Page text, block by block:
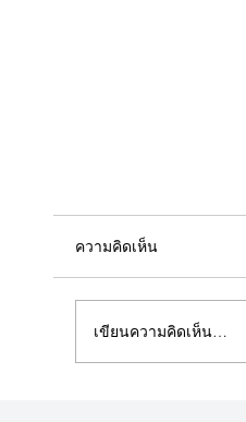
ความคิดเห็น
เขียนความคิดเห็น…